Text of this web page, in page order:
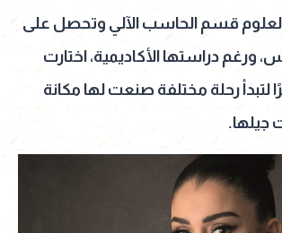
العلوم قسم الحاسب الآلي وتحصل على
ورغم دراستها الأكاديمية، اختارت
لتبدأ رحلة مختلفة صنعت لها مكانة
جيلها.